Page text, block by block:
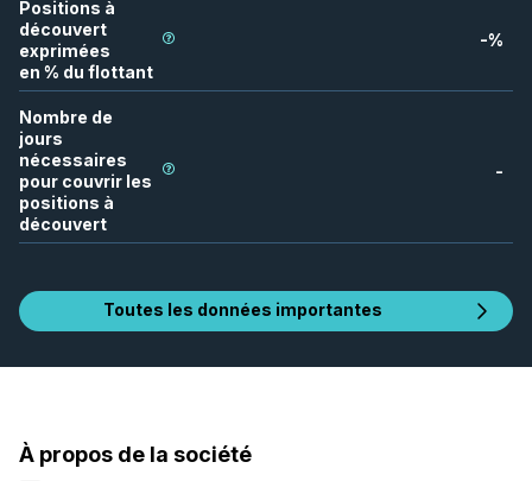
Positions à
découvert
exprimées
en % du flottant
-%
Nombre de
jours
nécessaires
pour couvrir les
positions à
découvert
-
Toutes les données importantes
À propos de la société